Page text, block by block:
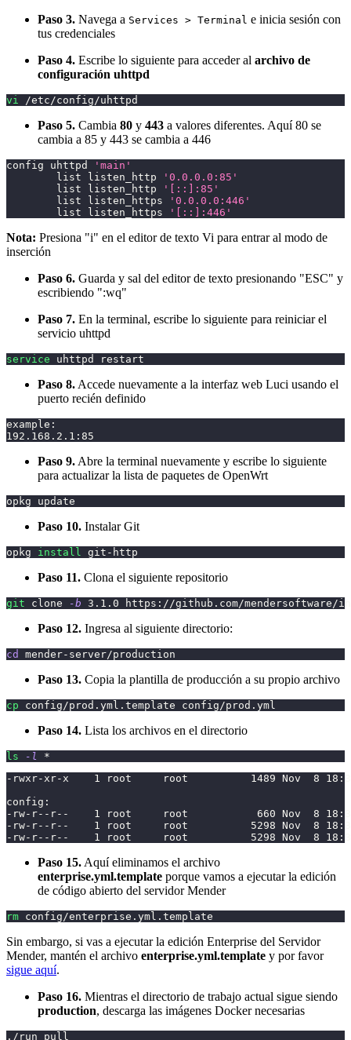
Paso 3. Navega a Services > Terminal e inicia sesión con
tus credenciales
Paso 4. Escribe lo siguiente para acceder al archivo de
configuración uhttpd
vi /etc/config/uhttpd
Paso 5. Cambia 80 y 443 a valores diferentes. Aquí 80 se
cambia a 85 y 443 se cambia a 446
config uhttpd
'main'
        list listen_http
'0.0.0.0:85'
        list listen_http
'[::]:85'
        list listen_https
'0.0.0.0:446'
        list listen_https
'[::]:446'
Nota: Presiona "i" en el editor de texto Vi para entrar al modo de
inserción
Paso 6. Guarda y sal del editor de texto presionando "ESC" y
escribiendo ":wq"
Paso 7. En la terminal, escribe lo siguiente para reiniciar el
servicio uhttpd
service uhttpd restart
Paso 8. Accede nuevamente a la interfaz web Luci usando el
puerto recién definido
example:
192.168 .2.1:85
Paso 9. Abre la terminal nuevamente y escribe lo siguiente
para actualizar la lista de paquetes de OpenWrt
opkg update
Paso 10. Instalar Git
opkg install git-http
Paso 11. Clona el siguiente repositorio
git clone -b 3.1 .0 https://github.com/mendersoftware/
Paso 12. Ingresa al siguiente directorio:
cd mender-server/production
Paso 13. Copia la plantilla de producción a su propio archivo
cp config/prod.yml.template config/prod.yml
Paso 14. Lista los archivos en el directorio
ls -l
*
-rwxr-xr-x    1 root     root          1489 Nov  8
config:
-rw-r--r--    1 root     root           660 Nov  8 18:35
-rw-r--r--    1 root     root          5298 Nov  8
-rw-r--r--    1 root     root          5298 Nov  8 18:35
Paso 15. Aquí eliminamos el archivo
enterprise.yml.template porque vamos a ejecutar la edición
de código abierto del servidor Mender
rm config/enterprise.yml.template
Sin embargo, si vas a ejecutar la edición Enterprise del Servidor
Mender, mantén el archivo enterprise.yml.template y por favor
sigue aquí.
Paso 16. Mientras el directorio de trabajo actual sigue siendo
production, descarga las imágenes Docker necesarias
./run pull